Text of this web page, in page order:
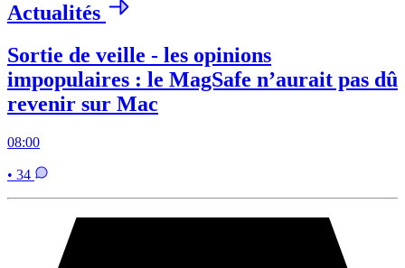
Actualités
Sortie de veille - les opinions
impopulaires : le MagSafe n’aurait pas dû
revenir sur Mac
08:00
• 34